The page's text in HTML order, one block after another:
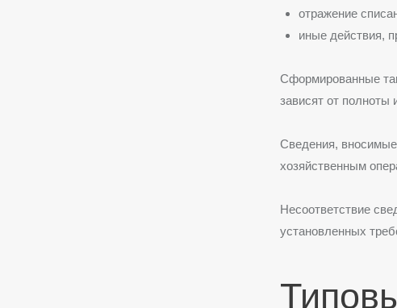
отражение
иные действия,
Сформированные
зависят от полноты
Сведения,
хозяйственным
Несоответствие
установленных